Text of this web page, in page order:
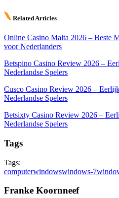
Related Articles
Online Casino Malta 2026 – Beste
voor Nederlanders
Betspino Casino Review 2026 –
Nederlandse Spelers
Cusco Casino Review 2026 –
Nederlandse Spelers
Betsixty Casino Review 2026 –
Nederlandse Spelers
Tags
Tags:
computerwindowswindows-7
Franke Koornneef